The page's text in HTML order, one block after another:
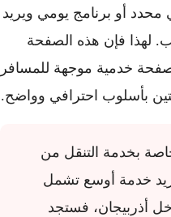
أو برنامج يومي ويريد
لهذا فإن هذه الصفحة
خدمية موجهة للمسافر
بأسلوب احترافي وواضح.
بخدمة التنقل من
خدمة أوسع تشمل
أذربيجان، فستجد